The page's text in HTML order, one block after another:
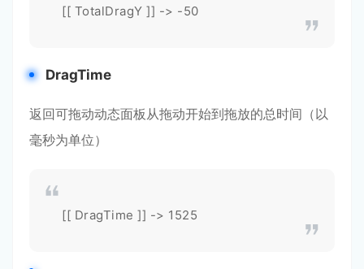
[[ TotalDragY ]] -> -50
DragTime
返回可拖动动态面板从拖动开始到拖放的总时间（以
毫秒为单位）
[[ DragTime ]] -> 1525